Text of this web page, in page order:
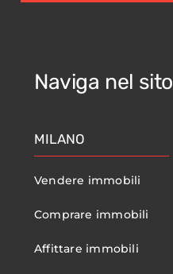
Naviga nel sito
MILANO
Vendere immobili
Comprare immobili
Affittare immobili